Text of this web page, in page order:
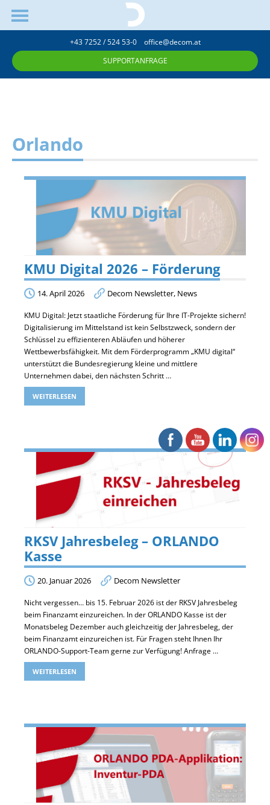
+43 7252 / 524 53-0 office@decom.at
SUPPORTANFRAGE
Orlando
KMU Digital 2026 – Förderung
14. April 2026 Decom Newsletter, News
KMU Digital: Jetzt staatliche Förderung für Ihre IT-Projekte sichern!
Digitalisierung im Mittelstand ist kein Selbstzweck, sondern der
Schlüssel zu effizienteren Abläufen und höherer
Wettbewerbsfähigkeit. Mit dem Förderprogramm „KMU digital“
unterstützt die Bundesregierung kleine und mittlere
Unternehmen dabei, den nächsten Schritt …
WEITERLESEN
RKSV Jahresbeleg – ORLANDO
Kasse
20. Januar 2026 Decom Newsletter
Nicht vergessen… bis 15. Februar 2026 ist der RKSV Jahresbeleg
beim Finanzamt einzureichen. In der ORLANDO Kasse ist der
Monatsbeleg Dezember auch gleichzeitig der Jahresbeleg, der
beim Finanzamt einzureichen ist. Für Fragen steht Ihnen Ihr
ORLANDO-Support-Team gerne zur Verfügung! Anfrage …
WEITERLESEN